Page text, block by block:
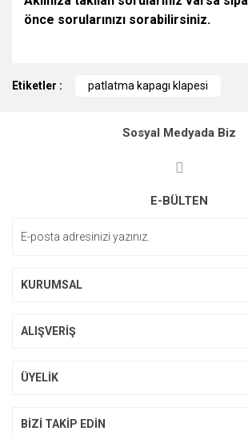
önce sorularınızı sorabilirsiniz.
konularda yetersiz gördüğünüz noktaları öneri
Ürün bilgilerinde hatalar bulunuyor.
Ürün fiyatı diğer sitelerden daha
Etiketler : patlatma kapagı klapesi
Sosyal Medyada Biz
E-BÜLTEN
KURUMSAL
ALIŞVERİŞ
ÜYELİK
BİZİ TAKİP EDİN